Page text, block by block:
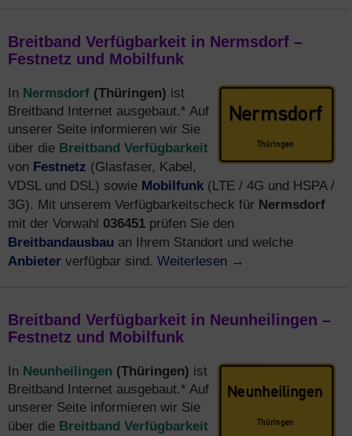
Breitband Verfügbarkeit in Nermsdorf –
Festnetz und Mobilfunk
In Nermsdorf (Thüringen) ist
Breitband Internet ausgebaut.* Auf
unserer Seite informieren wir Sie
über die Breitband Verfügbarkeit
von Festnetz (Glasfaser, Kabel,
VDSL und DSL) sowie Mobilfunk (LTE / 4G und HSPA /
3G). Mit unserem Verfügbarkeitscheck für Nermsdorf
mit der Vorwahl 036451 prüfen Sie den
Breitbandausbau an Ihrem Standort und welche
Anbieter verfügbar sind. Weiterlesen →
Breitband Verfügbarkeit in Neunheilingen –
Festnetz und Mobilfunk
In Neunheilingen (Thüringen) ist
Breitband Internet ausgebaut.* Auf
unserer Seite informieren wir Sie
über die Breitband Verfügbarkeit